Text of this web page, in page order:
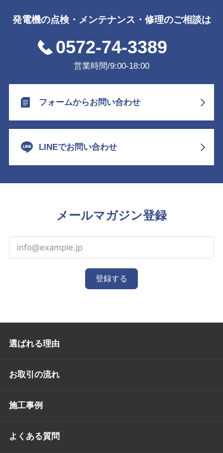
発電機の点検・メンテナンス・修理のご相談は
0572-74-3389
営業時間/9:00-18:00
フォームからお問い合わせ
LINEでお問い合わせ
メールマガジン登録
登録する
選ばれる理由
お取引の流れ
施工事例
よくある質問